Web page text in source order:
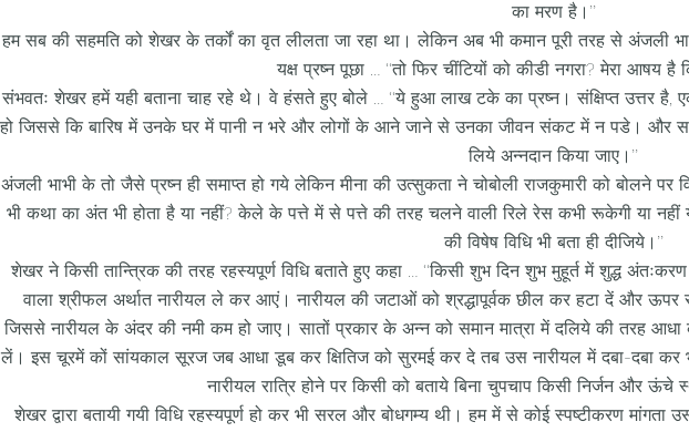
का मरण है।’’
हम सब की सहमति को शेखर के तर्कों का वृत लीलता जा रहा था। लेकिन अब भी कमान पूरी तरह से अंजली
यक्ष प्रष्न पूछा … ‘‘तो फिर चींटियों को कीडी नगरा? मेरा आषय है
संभवतः शेखर हमें यही बताना चाह रहे थे। वे हंसते हुए बोले … ‘‘ये हुआ लाख टके का प्रष्न। संक्षिप्त उत्तर है,
हो जिससे कि बारिष में उनके घर में पानी न भरे और लोगों के आने जाने से उनका जीवन संकट में न पडे। और
लिये अन्नदान किया जाए।’’
अंजली भाभी के तो जैसे प्रष्न ही समाप्त हो गये लेकिन मीना की उत्सुकता ने चोबोली राजकुमारी को बोलने
भी कथा का अंत भी होता है या नहीं? केले के पत्ते में से पत्ते की तरह चलने वाली रिले रेस कभी रूकेगी या
की विषेष विधि भी बता ही दीजिये।’’
शेखर ने किसी तान्त्रिक की तरह रहस्यपूर्ण विधि बताते हुए कहा … ‘‘किसी शुभ दिन शुभ मुहूर्त में शुद्ध
वाला श्रीफल अर्थात नारीयल ले कर आएं। नारीयल की जटाओं को श्रद्धापूर्वक छील कर हटा दें और
जिससे नारीयल के अंदर की नमी कम हो जाए। सातों प्रकार के अन्न को समान मात्रा में दलिये की तरह आधा
लें। इस चूरमें कों सांयकाल सूरज जब आधा डूब कर क्षितिज को सुरमई कर दे तब उस नारीयल में दबा-दबा
नारीयल रात्रि होने पर किसी को बताये बिना चुपचाप किसी निर्जन और ऊंचे
शेखर द्वारा बतायी गयी विधि रहस्यपूर्ण हो कर भी सरल और बोधगम्य थी। हम में से कोई स्पष्टीकरण